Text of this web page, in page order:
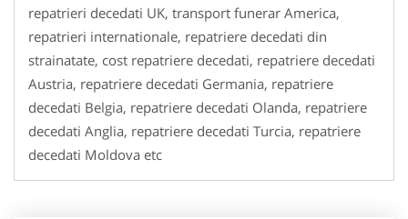
repatrieri decedati UK, transport funerar America,
repatrieri internationale, repatriere decedati din
strainatate, cost repatriere decedati, repatriere decedati
Austria, repatriere decedati Germania, repatriere
decedati Belgia, repatriere decedati Olanda, repatriere
decedati Anglia, repatriere decedati Turcia, repatriere
decedati Moldova etc